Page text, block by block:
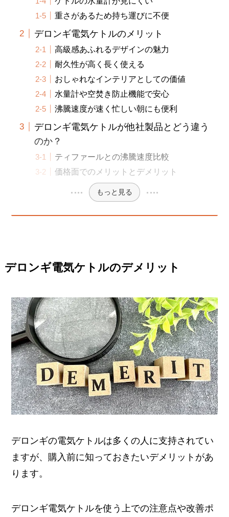
重さがあるため持ち運びに不便
デロンギ電気ケトルのメリット
高級感あふれるデザインの魅力
耐久性が高く長く使える
おしゃれなインテリアとしての価値
水量計や空焚き防止機能で安心
沸騰速度が速く忙しい朝にも便利
デロンギ電気ケトルが他社製品とどう違う
のか？
ティファールとの沸騰速度比較
価格面でのメリットとデメリット
もっと見る
デロンギ電気ケトルのデメリット
デロンギの電気ケトルは多くの人に支持されてい
ますが、購入前に知っておきたいデメリットがあ
ります。
デロンギ電気ケトルを使う上での注意点や改善ポ